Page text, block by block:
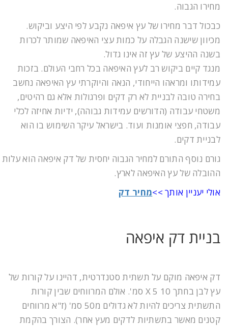
מחירו הגבוה.
כבכול דבר מחירו של עץ איפאה נקבע לפי היצע וביקוש.
מכיוון שישנה הגבלה על כמות עצי האיפאה שמותר לכרות
בשנה ההיצע של עץ זה אינו גדול.
מנגד קיים ביקוש רב לעץ האיפאה בכל רחבי העולם. בזכות
עמידותו ומראהו הייחודי, הנאה והיוקרתי עץ האיפאה נחשב
בחירה טובה לבניית לא רק דקים ופרגולות אלא גם רהיטים,
משטחי עבודה (הדורשים עמידות גבוהה), ידיות אחיזה לכלי
עבודה, חפצי אומנות ועוד. בישראל עיקר השימוש בו הוא
לבניית דקים.
גורם נוסף התורם למחיר הגבוה יחסית של דק איפאה הוא עלות
ההובלה של עץ האיפאה לארץ.
אולי יעניין אותך >>מחיר דק
בניית דק איפאה
דק איפאה מוקם על תשתית סטנדרטית, דהיינו על קורות של
עץ לבן בחתך 10 X 5 סמ'. אולם המרווחים שבין קורות
התשתית צריכים להיות לא גדולים מ50 סמ' (ז"א מרווחים
קטנים מאשר בתשתיות לדקים מעץ אחר). הצורך בהקמת